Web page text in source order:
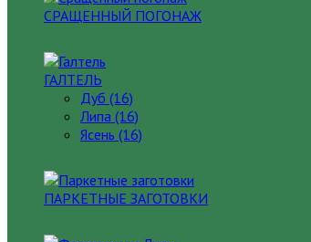
СРАЩЕННЫЙ ПОГОНАЖ
ГАЛТЕЛЬ
Дуб (16)
Липа (16)
Ясень (16)
ПАРКЕТНЫЕ ЗАГОТОВКИ